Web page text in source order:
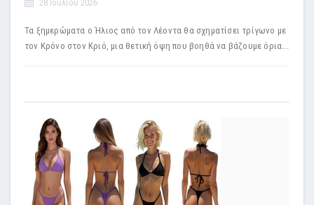
28 Ιουλίου 2026
Τα ξημερώματα ο Ήλιος από τον Λέοντα θα σχηματίσει τρίγωνο με
τον Κρόνο στον Κριό, μια θετική όψη που βοηθά να βάζουμε όρια...